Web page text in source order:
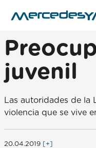
juvenil
Las autoridades de la
violencia que se vive
20.04.2019 [+]